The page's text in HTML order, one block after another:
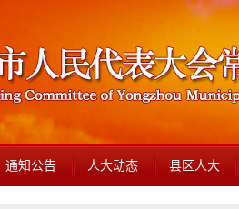
通知公告 人大动态 县区人大